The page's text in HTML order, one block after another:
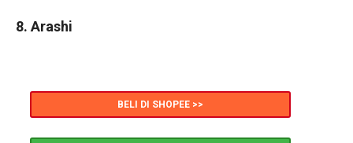
8. Arashi
BELI DI SHOPEE >>